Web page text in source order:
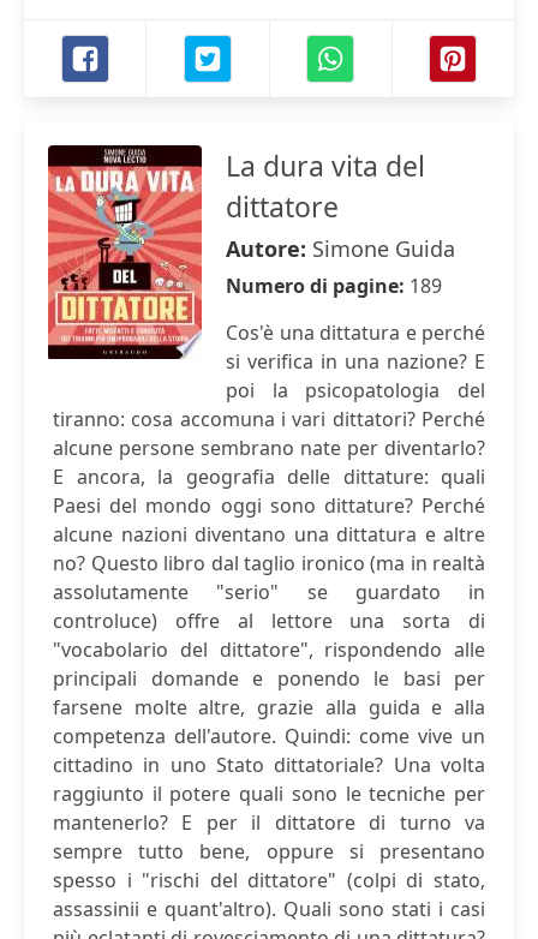
La dura vita del
dittatore
Autore: Simone Guida
Numero di pagine: 189
Cos'è una dittatura e perché
si verifica in una nazione? E
poi la psicopatologia del
tiranno: cosa accomuna i vari dittatori? Perché
alcune persone sembrano nate per diventarlo?
E ancora, la geografia delle dittature: quali
Paesi del mondo oggi sono dittature? Perché
alcune nazioni diventano una dittatura e altre
no? Questo libro dal taglio ironico (ma in realtà
assolutamente "serio" se guardato in
controluce) offre al lettore una sorta di
"vocabolario del dittatore", rispondendo alle
principali domande e ponendo le basi per
farsene molte altre, grazie alla guida e alla
competenza dell'autore. Quindi: come vive un
cittadino in uno Stato dittatoriale? Una volta
raggiunto il potere quali sono le tecniche per
mantenerlo? E per il dittatore di turno va
sempre tutto bene, oppure si presentano
spesso i "rischi del dittatore" (colpi di stato,
assassinii e quant'altro). Quali sono stati i casi